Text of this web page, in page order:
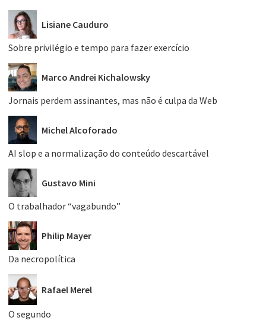
Lisiane Cauduro
Sobre privilégio e tempo para fazer exercício
Marco Andrei Kichalowsky
Jornais perdem assinantes, mas não é culpa da Web
Michel Alcoforado
AI slop e a normalização do conteúdo descartável
Gustavo Mini
O trabalhador “vagabundo”
Philip Mayer
Da necropolítica
Rafael Merel
O segundo